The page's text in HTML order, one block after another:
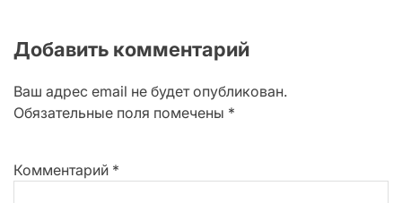
Добавить комментарий
Ваш адрес email не будет опубликован.
Обязательные поля помечены *
Комментарий *